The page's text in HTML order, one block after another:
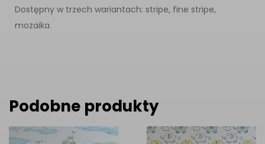
Dostępny w trzech wariantach: stripe, fine stripe,
mozaika.
Podobne produkty